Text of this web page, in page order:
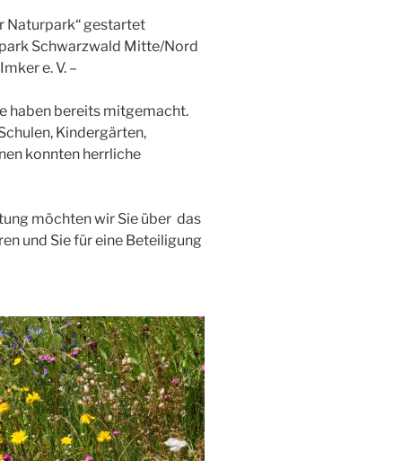
Naturpark“ gestartet
Schwarzwald Mitte/Nord
e. V. –
haben bereits mitgemacht.
Kindergärten,
konnten herrliche
möchten wir Sie über das
und Sie für eine Beteiligung